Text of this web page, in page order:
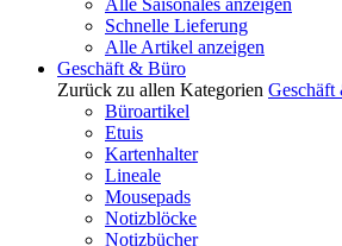
Alle Saisonales anzeigen
Schnelle Lieferung
Alle Artikel anzeigen
Geschäft & Büro
Zurück zu allen Kategorien
Büroartikel
Etuis
Kartenhalter
Lineale
Mousepads
Notizblöcke
Notizbücher